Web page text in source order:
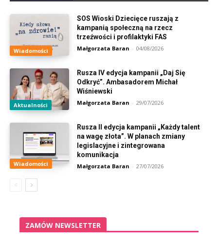
Wiadomości
SOS Wioski Dziecięce ruszają z
kampanią społeczną na rzecz
trzeźwości i profilaktyki FAS
Małgorzata Baran - 04/08/2026
Aktualności
Rusza IV edycja kampanii „Daj Się
Odkryć”. Ambasadorem Michał
Wiśniewski
Małgorzata Baran - 29/07/2026
Wiadomości
Rusza II edycja kampanii „Każdy talent
na wagę złota”. W planach zmiany
legislacyjne i zintegrowana
komunikacja
Małgorzata Baran - 27/07/2026
ZAMÓW NEWSLETTER